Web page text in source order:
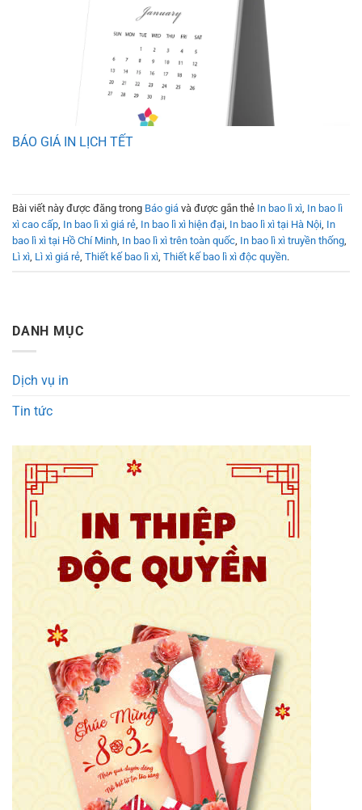
DANH MỤC
Dịch vụ in
Tin tức
BÁO GIÁ IN LỊCH TẾT
Bài viết này được đăng trong Báo giá và được gắn thẻ In bao lì xì In bao lì
xì cao cấp In bao lì xì giá rẻ In bao lì xì hiện đại In bao lì xì tại Hà Nội In
bao lì xì tại Hồ Chí Minh In bao lì xì trên toàn quốc In bao lì xì truyền thống
Lì xì Lì xì giá rẻ Thiết kế bao lì xì Thiết kế bao lì xì độc quyền.